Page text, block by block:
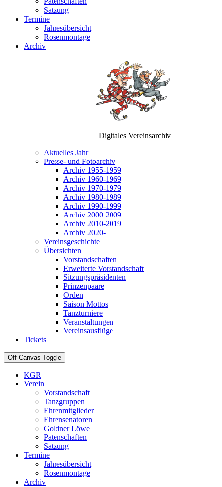
Satzung
Termine
Jahresübersicht
Rosenmontage
Archiv
Digitales Vereinsarchiv
Aktuelles Jahr
Presse- und Fotoarchiv
Archiv 1955-1959
Archiv 1960-1969
Archiv 1970-1979
Archiv 1980-1989
Archiv 1990-1999
Archiv 2000-2009
Archiv 2010-2019
Archiv 2020-
Vereinsgeschichte
Übersichten
Vorstandschaften
Erweiterte Vorstandschaft
Sitzungspräsidenten
Prinzenpaare
Orden
Saison Mottos
Tanzturniere
Veranstaltungen
Vereinsausflüge
Tickets
Off-Canvas Toggle
KGR
Verein
Vorstandschaft
Tanzgruppen
Ehrenmitglieder
Ehrensenatoren
Goldner Löwe
Patenschaften
Satzung
Termine
Jahresübersicht
Rosenmontage
Archiv